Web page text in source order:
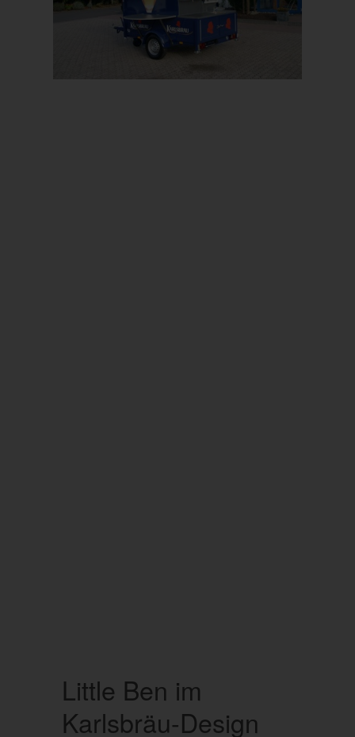
Prev Next
Little Ben im
Karlsbräu-Design